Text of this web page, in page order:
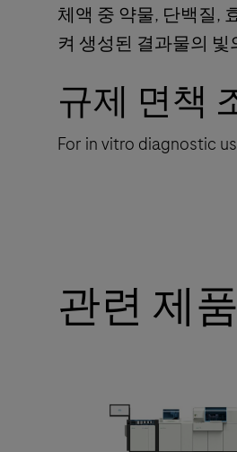
체액 중 약물, 단백질,
켜 생성된 결과물의
규제 면책
For in vitro diagnostic
관련 제품